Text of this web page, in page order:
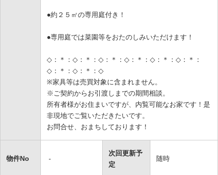
●約２５㎡の専用庭付き！
●専用庭では菜園等をおたのしみいただけます！
◇：＊：◇：＊：◇：＊：◇：＊：◇：＊：◇：＊：
◇：＊：◇：＊：◇
※家具等は売買対象に含まれません。
※ご契約からお引渡しまでの期間相談。
所有者様がお住まいですが、内覧可能なお家です！是
非現地でご覧いただきたいです。
お問合せ、おまちしております！
物件No -
次回更新予
定
随時